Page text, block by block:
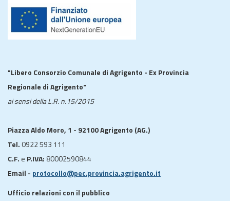
"Libero Consorzio Comunale di Agrigento - Ex Provincia
Regionale di Agrigento"
ai sensi della L.R. n.15/2015
Piazza Aldo Moro, 1 - 92100 Agrigento (AG.)
Tel. 0922 593 111
C.F. e P.IVA: 80002590844
Email - protocollo@pec.provincia.agrigento.it
Ufficio relazioni con il pubblico